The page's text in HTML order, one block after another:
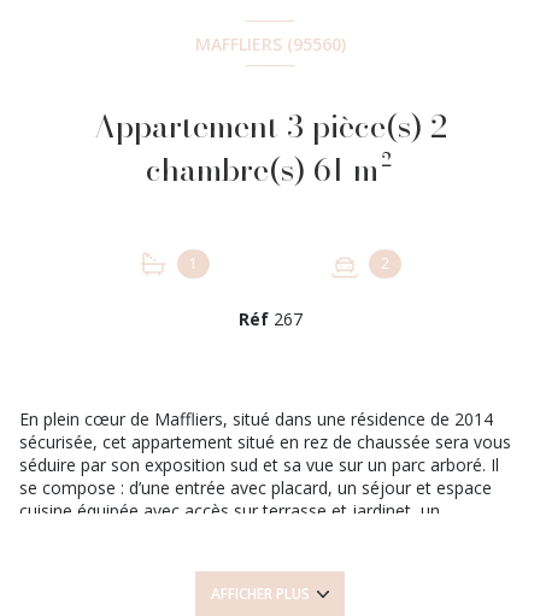
MAFFLIERS (95560)
Appartement 3 pièce(s) 2
chambre(s) 61 m²
1 2
Réf 267
En plein cœur de Maffliers, situé dans une résidence de 2014
sécurisée, cet appartement situé en rez de chaussée sera vous
séduire par son exposition sud et sa vue sur un parc arboré. Il
se compose : d’une entrée avec placard, un séjour et espace
cuisine équipée avec accès sur terrasse et jardinet, un
-ON AIME … Sa distribution, son orientation et le calme, son
AFFICHER PLUS